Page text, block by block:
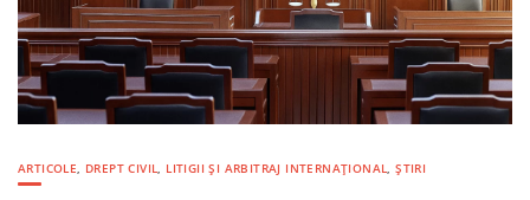
ARTICOLE, DREPT CIVIL, LITIGII ȘI ARBITRAJ INTERNAȚIONAL,ȘTIRI